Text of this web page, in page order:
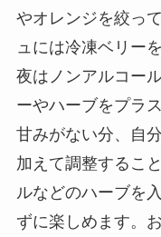
やオレンジを絞っ
ュには冷凍ベリー
夜はノンアルコー
ーやハーブをプラ
甘みがない分、自
加えて調整するこ
ルなどのハーブを
ずに楽しめます。